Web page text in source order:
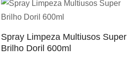
Spray Limpeza Multiusos Super
Brilho Doril 600ml